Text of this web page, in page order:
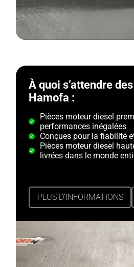
À quoi s’attendre des
Hamofa :
Pièces moteur diesel
performances inégalées
Conçues pour la fiabilité
Pièces moteur diesel
livrées dans le monde
PLUS D’INFORMATIONS